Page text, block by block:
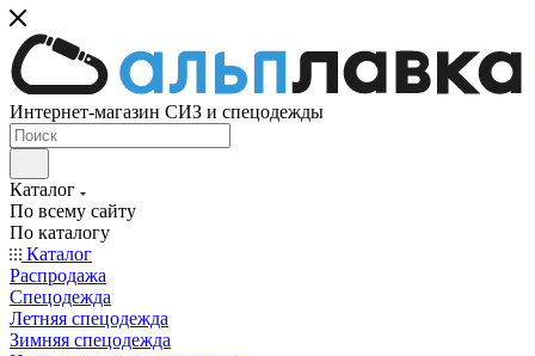
Интернет-магазин СИЗ и спецодежды
Каталог
По всему сайту
По каталогу
Каталог
Распродажа
Спецодежда
Летняя спецодежда
Зимняя спецодежда